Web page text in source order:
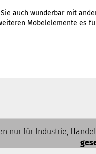
auch wunderbar mit
Möbelelemente es
nur für Industrie,